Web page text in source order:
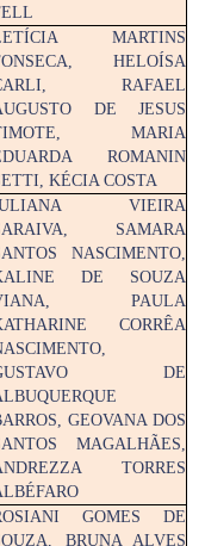
MARTINS
HELOÍSA
RAFAEL
DE JESUS
MARIA
ROMANIN
KÉCIA COSTA
VIEIRA
SAMARA
NASCIMENTO,
DE SOUZA
PAULA
CORRÊA
DE
GEOVANA DOS
MAGALHÃES,
TORRES
GOMES DE
BRUNA ALVES